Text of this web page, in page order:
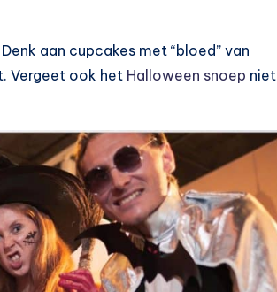
aan cupcakes met “bloed” van
Vergeet ook het Halloween snoep niet